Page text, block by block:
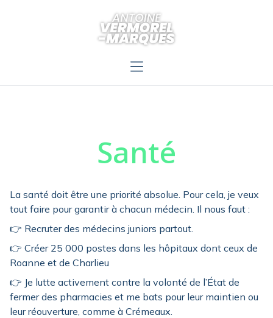
Santé
La santé doit être une priorité absolue. Pour cela, je veux
tout faire pour garantir à chacun médecin. Il nous faut :
👉 Recruter des médecins juniors partout.
👉 Créer 25 000 postes dans les hôpitaux dont ceux de
Roanne et de Charlieu
👉 Je lutte activement contre la volonté de l’État de
fermer des pharmacies et me bats pour leur maintien ou
leur réouverture, comme à Crémeaux.